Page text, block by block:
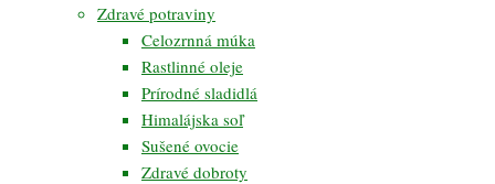
Zdravé potraviny
Celozrnná múka
Rastlinné oleje
Prírodné sladidlá
Himalájska soľ
Sušené ovocie
Zdravé dobroty